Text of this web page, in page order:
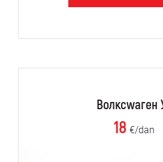
Волксwаген
18 €/dan